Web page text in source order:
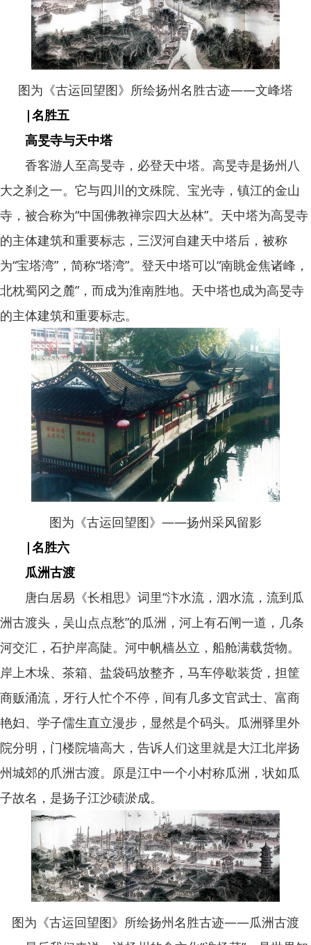
图为《古运回望图》所绘扬州名胜古迹——文峰塔
|名胜五
高旻寺与天中塔
香客游人至高旻寺，必登天中塔。高旻寺是扬州八
大之刹之一。它与四川的文殊院、宝光寺，镇江的金山
寺，被合称为“中国佛教禅宗四大丛林”。天中塔为高旻寺
的主体建筑和重要标志，三汊河自建天中塔后，被称
为“宝塔湾”，简称“塔湾”。登天中塔可以“南眺金焦诸峰，
北枕蜀冈之麓”，而成为淮南胜地。天中塔也成为高旻寺
的主体建筑和重要标志。
图为《古运回望图》——扬州采风留影
|名胜六
瓜洲古渡
唐白居易《长相思》词里“汴水流，泗水流，流到瓜
洲古渡头，吴山点点愁”的瓜洲，河上有石闸一道，几条
河交汇，石护岸高陡。河中帆樯丛立，船舱满载货物。
岸上木垛、茶箱、盐袋码放整齐，马车停歇装货，担筐
商贩涌流，牙行人忙个不停，间有几多文官武士、富商
艳妇、学子儒生直立漫步，显然是个码头。瓜洲驿里外
院分明，门楼院墙高大，告诉人们这里就是大江北岸扬
州城郊的爪洲古渡。原是江中一个小村称瓜洲，状如瓜
子故名，是扬子江沙碛淤成。
图为《古运回望图》所绘扬州名胜古迹——瓜洲古渡